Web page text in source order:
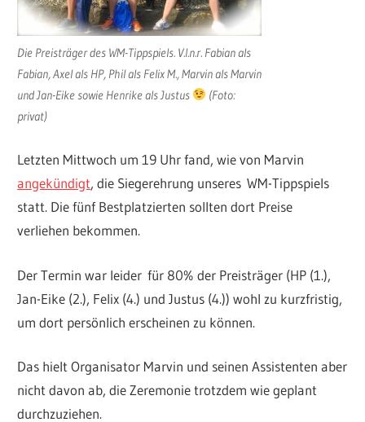
Die Preisträger des WM-Tippspiels. V.l.n.r. Fabian als
Fabian, Axel als HP, Phil als Felix M., Marvin als Marvin
und Jan-Eike sowie Henrike als Justus
(Foto:
privat)
Letzten Mittwoch um 19 Uhr fand, wie von Marvin
angekündigt, die Siegerehrung unseres WM-Tippspiels
statt. Die fünf Bestplatzierten sollten dort Preise
verliehen bekommen.
Der Termin war leider für 80% der Preisträger (HP (1.),
Jan-Eike (2.), Felix (4.) und Justus (4.)) wohl zu kurzfristig,
um dort persönlich erscheinen zu können.
Das hielt Organisator Marvin und seinen Assistenten aber
nicht davon ab, die Zeremonie trotzdem wie geplant
durchzuziehen.